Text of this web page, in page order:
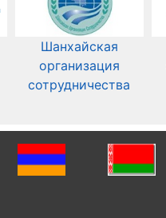
Шанхайская
организация
сотрудничества